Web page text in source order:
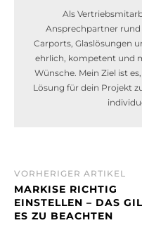
Als
Ansprechpartner
Carports, Glaslösungen
ehrlich, kompetent und
Wünsche. Mein Ziel ist
Lösung für dein Projekt
VORHERIGER ARTIKEL
MARKISE RICHTIG
EINSTELLEN – DAS
ES ZU BEACHTEN